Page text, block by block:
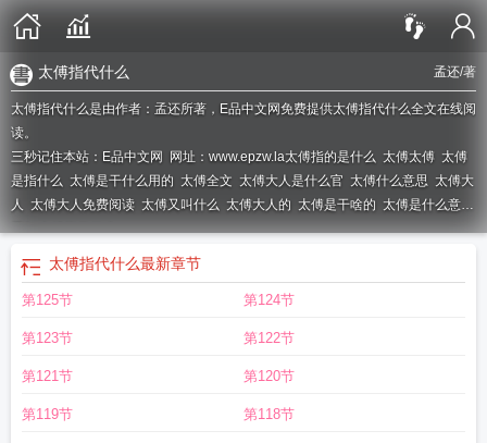
孟还/著
太傅指代什么
太傅指代什么是由作者：孟还所著，E品中文网免费提供太傅指代什么全文在线阅
读。
三秒记住本站：E品中文网 网址：www.epzw.la太傅指的是什么 太傅太傅 太傅
是指什么 太傅是干什么用的 太傅全文 太傅大人是什么官 太傅什么意思 太傅大
人 太傅大人免费阅读 太傅又叫什么 太傅大人的 太傅是干啥的 太傅是什么意
思?太傅指代什么
太傅指代什么最新章节
第125节 第124节
第123节 第122节
第121节 第120节
第119节 第118节